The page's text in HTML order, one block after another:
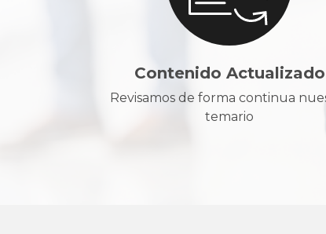
Contenido Actualizado
Revisamos de forma continua
temario